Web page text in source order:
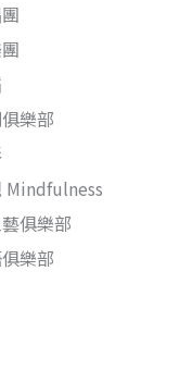
樂部
Mindfulness
俱樂部
樂部